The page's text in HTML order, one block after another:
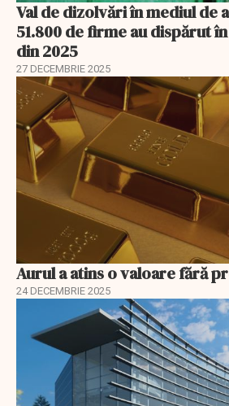
Val de dizolvări în mediul de
51.800 de firme au dispărut
din 2025
27 DECEMBRIE 2025
Aurul a atins o valoare fără
24 DECEMBRIE 2025